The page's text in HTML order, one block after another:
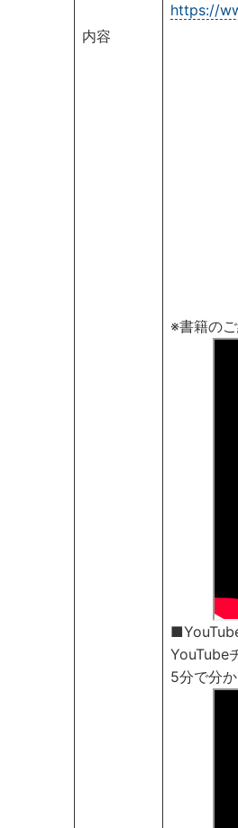
内容
https://
※書籍の
YouTube
5分で分